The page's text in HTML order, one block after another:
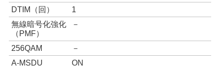
DTIM（回）
1
無線暗号化強化
（PMF）
－
256QAM
－
A-MSDU
ON